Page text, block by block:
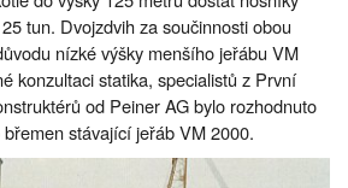
tun. Dvojzdvih za součinnosti obou
nízké výšky menšího jeřábu VM
konzultaci statika, specialistů z První
od Peiner AG bylo rozhodnuto
stávající jeřáb VM 2000.